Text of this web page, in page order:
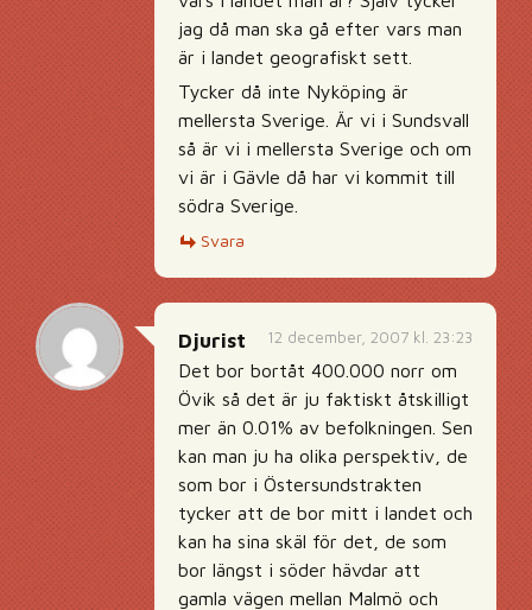
jag då man ska gå efter vars man
är i landet geografiskt sett.
Tycker då inte Nyköping är
mellersta Sverige. Är vi i Sundsvall
så är vi i mellersta Sverige och om
vi är i Gävle då har vi kommit till
södra Sverige.
Svara
12 december, 2007 kl. 23:23
Djurist
Det bor bortåt 400.000 norr om
Övik så det är ju faktiskt åtskilligt
mer än 0.01% av befolkningen. Sen
kan man ju ha olika perspektiv, de
som bor i Östersundstrakten
tycker att de bor mitt i landet och
kan ha sina skäl för det, de som
bor längst i söder hävdar att
gamla vägen mellan Malmö och